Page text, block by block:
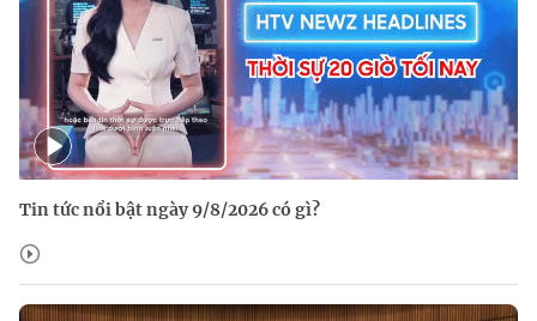
Tin tức nổi bật ngày 9/8/2026 có gì?